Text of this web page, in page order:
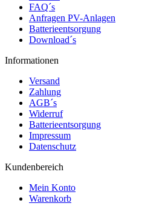
FAQ´s
Anfragen PV-Anlagen
Batterieentsorgung
Download´s
Informationen
Versand
Zahlung
AGB´s
Widerruf
Batterieentsorgung
Impressum
Datenschutz
Kundenbereich
Mein Konto
Warenkorb